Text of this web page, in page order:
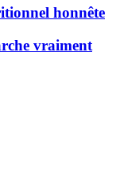
honnête
vraiment